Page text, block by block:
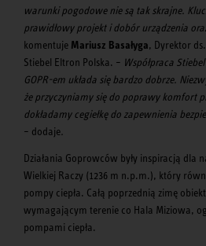
warunki pogodowe nie są tak skrajne.
prawidłowy projekt i dobór urządzenia
komentuje Mariusz Basałyga, Dyrektor
Stiebel Eltron Polska. – Współpraca
GOPR-em układa się bardzo dobrze.
że przyczyniamy się do poprawy komfort
dokładamy cegiełkę do zapewnienia
– dodaje
Działania Goprowców były inspiracją dla
Wielkiej Raczy (1236 m n.p.m.), który
pompy ciepła. Całą poprzednią zimę
wymagającym terenie co Hala Miziowa,
pompami ciepła.